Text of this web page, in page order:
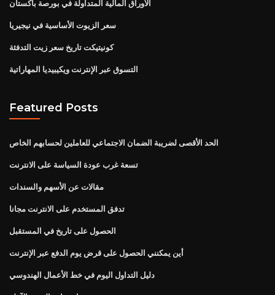
الأوراق المالية المتداولة في بورصة باكستان
سعر الزيوت الأساسية في نيجيريا
كونيتيكت تاريخ سعر زيت التدفئة
التسوق عبر الإنترنت ويكيبيديا المهاراتية
Featured Posts
الحد الأقصى لضريبة الضمان الاجتماعي للعاملين لحسابهم الخاص
تسعة غرب عودة السياسة على الانترنت
مقالات عن الأسهم والسندات
تدفق المستخدم على الانترنت مجانا
الحصول على تاريخ في المستقبل
أين يمكنني الحصول على قرض يوم الدفع عبر الإنترنت
دليل التداول اليوم في خط الأعمال الهندوسي